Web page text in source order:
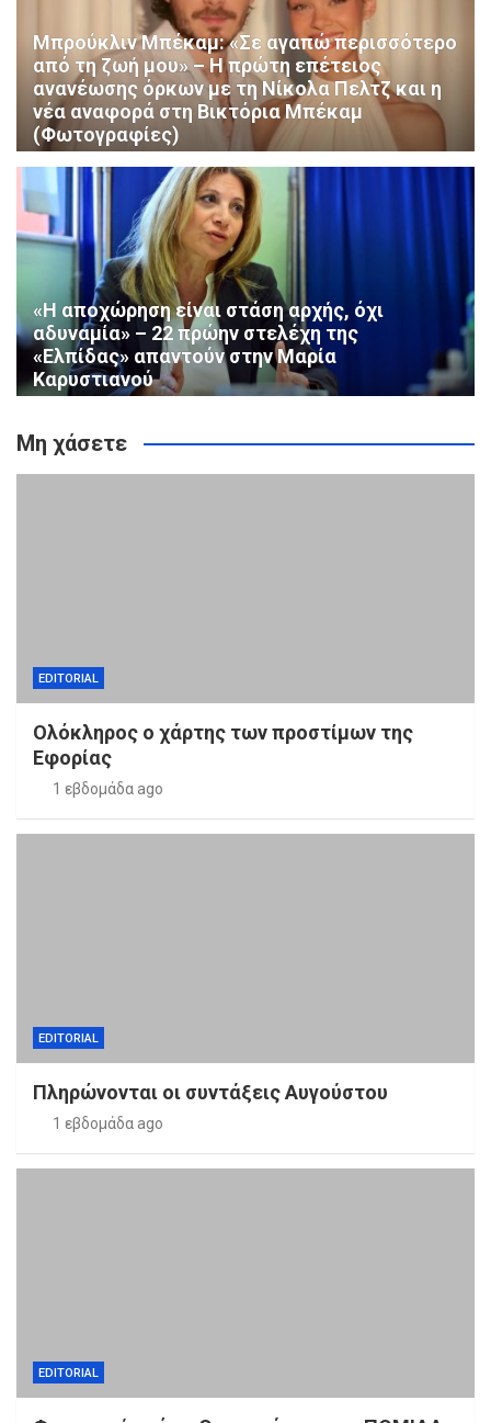
Μπρούκλιν Μπέκαμ: «Σε αγαπώ περισσότερο
από τη ζωή μου» – Η πρώτη επέτειος
ανανέωσης όρκων με τη Νίκολα Πελτζ και η
νέα αναφορά στη Βικτόρια Μπέκαμ
(Φωτογραφίες)
«Η αποχώρηση είναι στάση αρχής, όχι
αδυναμία» – 22 πρώην στελέχη της
«Ελπίδας» απαντούν στην Μαρία
Καρυστιανού
Μη χάσετε
EDITORIAL
Ολόκληρος ο χάρτης των προστίμων της
Εφορίας
1 εβδομάδα ago
EDITORIAL
Πληρώνονται οι συντάξεις Αυγούστου
1 εβδομάδα ago
EDITORIAL